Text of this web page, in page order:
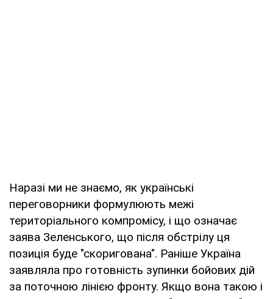
Наразі ми не знаємо, як українські
переговорники формулюють межі
територіального компромісу, і що означає
заява Зеленського, що після обстрілу ця
позиція буде "скоригована". Раніше Україна
заявляла про готовність зупинки бойових дій
за поточною лінією фронту. Якщо вона такою і